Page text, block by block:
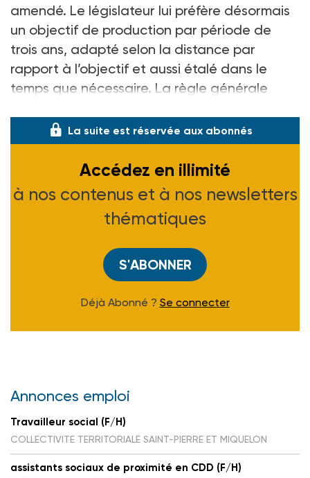
amendé. Le législateur lui préfère désormais
un objectif de production par période de
trois ans, adapté selon la distance par
rapport à l’objectif et aussi étalé dans le
temps que nécessaire. La règle générale
La suite est réservée aux abonnés
Accédez en illimité
à nos contenus et à nos newsletters
thématiques
S'ABONNER
Déjà Abonné ? Se connecter
Annonces emploi
Travailleur social (F/H)
COLLECTIVITE TERRITORIALE SAINT-PIERRE ET MIQUELON
assistants sociaux de proximité en CDD (F/H)